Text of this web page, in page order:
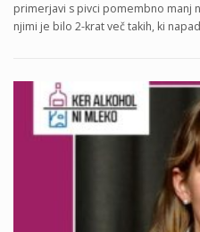
primerjavi s pivci pomembno manj
njimi je bilo 2-krat več takih, ki